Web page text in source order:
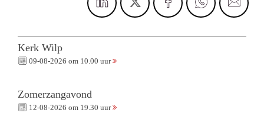
Kerk Wilp
09-08-2026 om 10.00 uur
Zomerzangavond
12-08-2026 om 19.30 uur